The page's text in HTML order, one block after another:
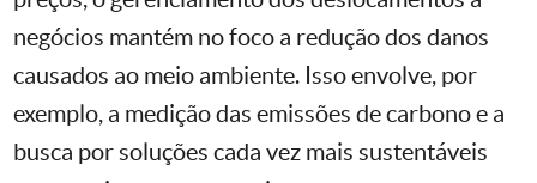
negócios mantém no foco a redução dos danos
causados ao meio ambiente. Isso envolve, por
exemplo, a medição das emissões de carbono e a
busca por soluções cada vez mais sustentáveis